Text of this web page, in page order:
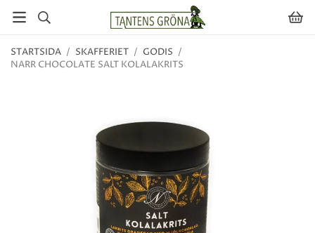
STARTSIDA / SKAFFERIET / GODIS /
NARR CHOCOLATE SALT KOLALAKRITS